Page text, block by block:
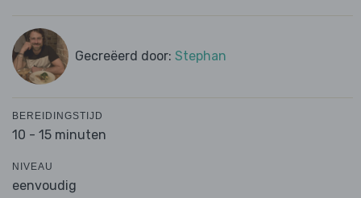
Gecreëerd door: Stephan
BEREIDINGSTIJD
10 - 15 minuten
NIVEAU
eenvoudig